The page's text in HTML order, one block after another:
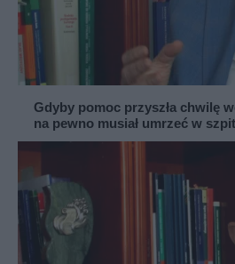
Gdyby pomoc przyszła chwilę
na pewno musiał umrzeć w